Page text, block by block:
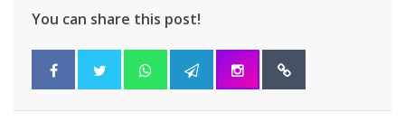
You can share this post!